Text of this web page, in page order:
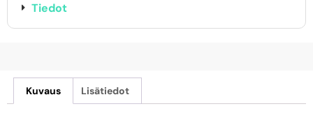
Tiedot
Kuvaus Lisätiedot